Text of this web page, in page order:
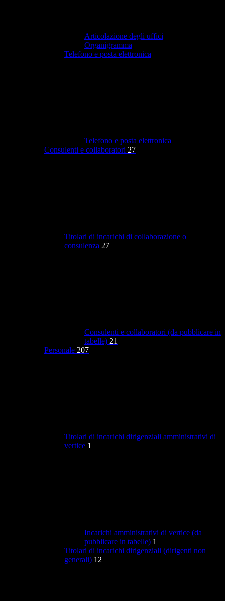
Articolazione degli uffici
Organigramma
Telefono e posta elettronica
Telefono e posta elettronica
Consulenti e collaboratori 27
Titolari di incarichi di collaborazione o
consulenza 27
Consulenti e collaboratori (da pubblicare in
tabelle) 21
Personale 207
Titolari di incarichi dirigenziali amministrativi di
vertice 1
Incarichi amministrativi di vertice (da
pubblicare in tabelle) 1
Titolari di incarichi dirigenziali (dirigenti non
generali) 12